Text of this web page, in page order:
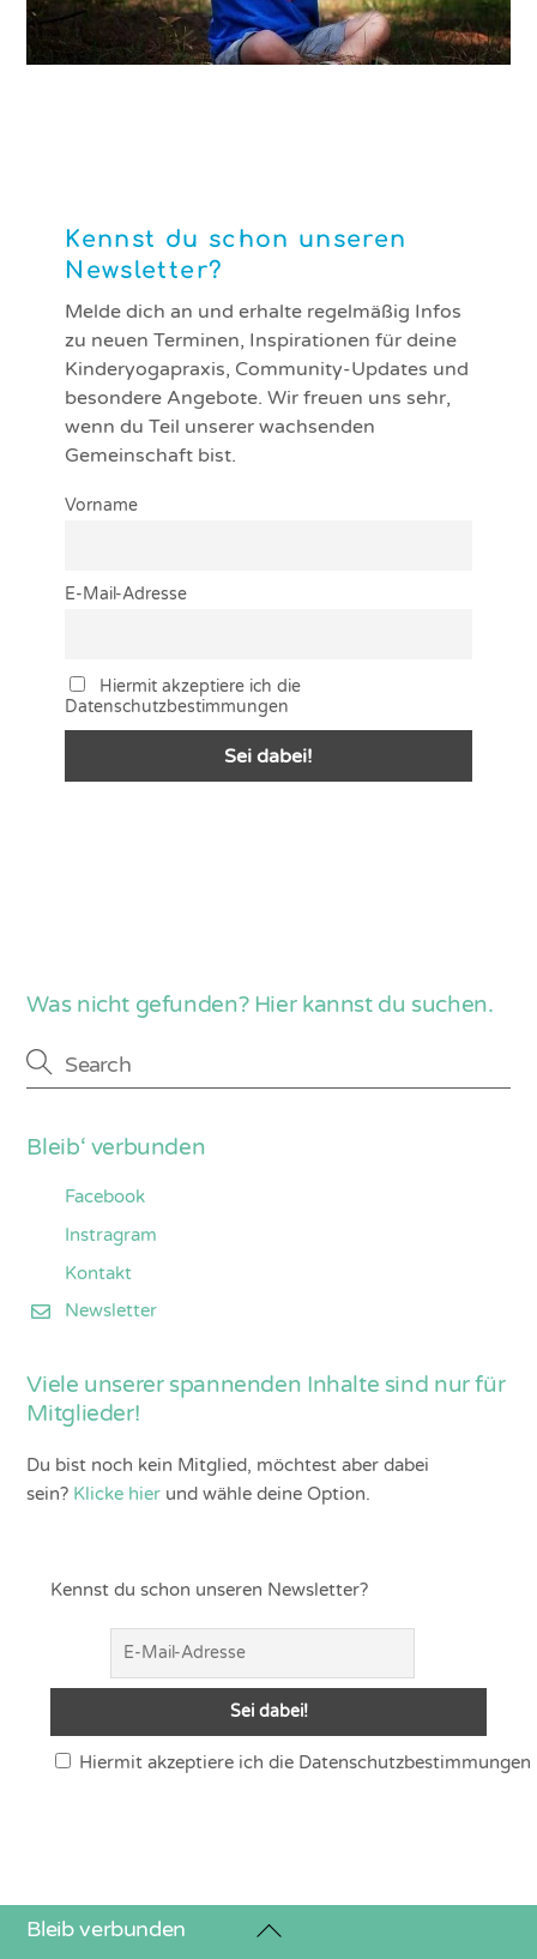
Kennst du schon unseren
Newsletter?
Melde dich an und erhalte regelmäßig Infos
zu neuen Terminen, Inspirationen für deine
Kinderyogapraxis, Community-Updates und
besondere Angebote. Wir freuen uns sehr,
wenn du Teil unserer wachsenden
Gemeinschaft bist.
Vorname
E-Mail-Adresse
Hiermit akzeptiere ich die
Datenschutzbestimmungen
Was nicht gefunden? Hier kannst du suchen.
Bleib‘ verbunden
Facebook
Instragram
Kontakt
Newsletter
Viele unserer spannenden Inhalte sind nur für
Mitglieder!
Du bist noch kein Mitglied, möchtest aber dabei
sein? Klicke hier und wähle deine Option.
Kennst du schon unseren Newsletter?
Hiermit akzeptiere ich die Datenschutzbestimmungen
Back
Bleib verbunden